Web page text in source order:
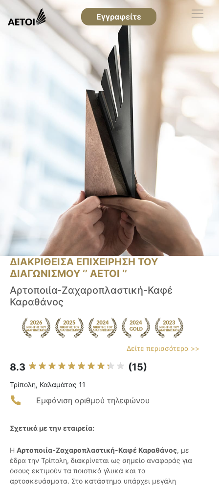
Εγγραφείτε
ΔΙΑΚΡΙΘΕΙΣΑ ΕΠΙΧΕΙΡΗΣΗ ΤΟΥ
ΔΙΑΓΩΝΙΣΜΟΥ ‘’ ΑΕΤΟΙ ‘’
Αρτοποιία-Ζαχαροπλαστική-Καφέ
Καραθάνος
Δείτε περισσότερα >>
8.3 (15)
Τρίπολη, Καλαμάτας 11
Εμφάνιση αριθμού τηλεφώνου
Σχετικά με την εταιρεία:
Η Αρτοποιία-Ζαχαροπλαστική-Καφέ Καραθάνος, με
έδρα την Τρίπολη, διακρίνεται ως σημείο αναφοράς για
όσους εκτιμούν τα ποιοτικά γλυκά και τα
αρτοσκευάσματα. Στο κατάστημα υπάρχει μεγάλη